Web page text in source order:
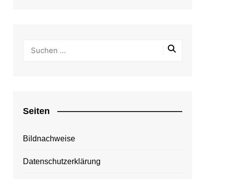
Seiten
Bildnachweise
Datenschutzerklärung